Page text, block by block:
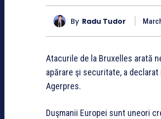
By Radu Tudor
Atacurile de la Bruxelles arată
apărare şi securitate, a
Agerpres.
Duşmanii Europei sunt uneori